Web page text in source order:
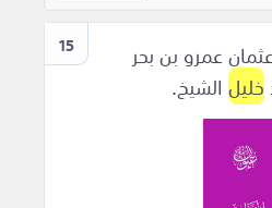
15
عمرو بن بحر
خليل الشيخ.